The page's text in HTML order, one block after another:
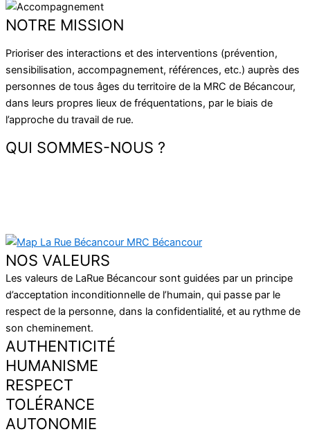
NOTRE MISSION
Prioriser des interactions et des interventions (prévention,
sensibilisation, accompagnement, références, etc.) auprès des
personnes de tous âges du territoire de la MRC de Bécancour,
dans leurs propres lieux de fréquentations, par le biais de
l’approche du travail de rue.
QUI SOMMES-NOUS ?
NOS VALEURS
Les valeurs de LaRue Bécancour sont guidées par un principe
d’acceptation inconditionnelle de l’humain, qui passe par le
respect de la personne, dans la confidentialité, et au rythme de
son cheminement.
AUTHENTICITÉ
HUMANISME
RESPECT
TOLÉRANCE
AUTONOMIE